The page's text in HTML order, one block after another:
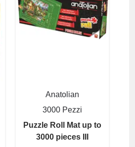
Anatolian
3000 Pezzi
Puzzle Roll Mat up to
3000 pieces III